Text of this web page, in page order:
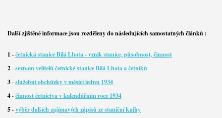
Další zjištěné informace jsou rozděleny do následujících samostatných článků :
1 -četnická stanice Bílá Lhota - vznik stanice, působnost, činnost
2-seznam velitelů četnické stanice Bílá Lhota a četníků
3-služební obchůzky v měsíci lednu 1934
4-činnost četnictva v kalendářním roce 1934
5-výběr dalších zajímavých zápisů ze staniční knihy